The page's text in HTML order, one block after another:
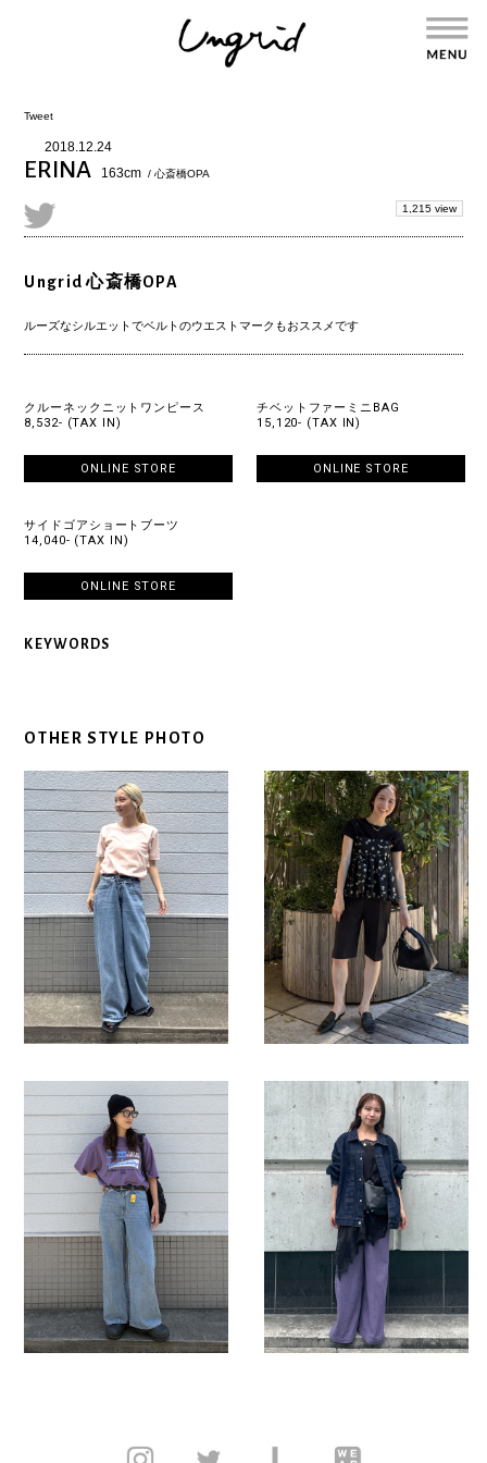
Tweet
2018.12.24
ERINA 163cm / 心斎橋OPA
1,215 view
Ungrid 心斎橋OPA
ルーズなシルエットでベルトのウエストマークもおススメです
クルーネックニットワンピース
8,532- (TAX IN)
ONLINE STORE
チベットファーミニBAG
15,120- (TAX IN)
ONLINE STORE
サイドゴアショートブーツ
14,040- (TAX IN)
ONLINE STORE
KEYWORDS
OTHER STYLE PHOTO